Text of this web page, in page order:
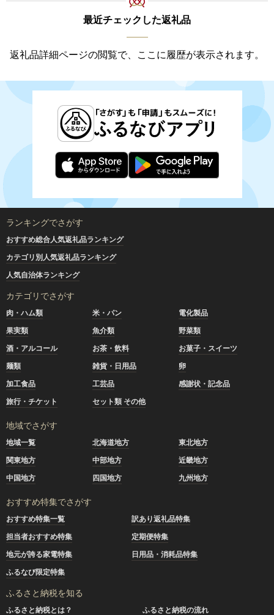
最近チェックした返礼品
返礼品詳細ページの閲覧で、ここに履歴が表示されます。
ランキングでさがす
おすすめ総合人気返礼品ランキング
カテゴリ別人気返礼品ランキング
人気自治体ランキング
カテゴリでさがす
肉・ハム類 米・パン
電化製品
果実類
魚介類
野菜類
酒・アルコール
お茶・飲料
お菓子・スイーツ
麺類
雑貨・日用品
卵
加工食品
工芸品
感謝状・記念品
旅行・チケット
セット類 その他
地域でさがす
地域一覧 北海道地方
東北地方
関東地方
中部地方
近畿地方
中国地方
四国地方 九州地方
おすすめ特集でさがす
おすすめ特集一覧
訳あり返礼品特集
担当者おすすめ特集
定期便特集
地元が誇る家電特集
日用品・消耗品特集
ふるなび限定特集
ふるさと納税を知る
ふるさと納税とは？
ふるさと納税の流れ